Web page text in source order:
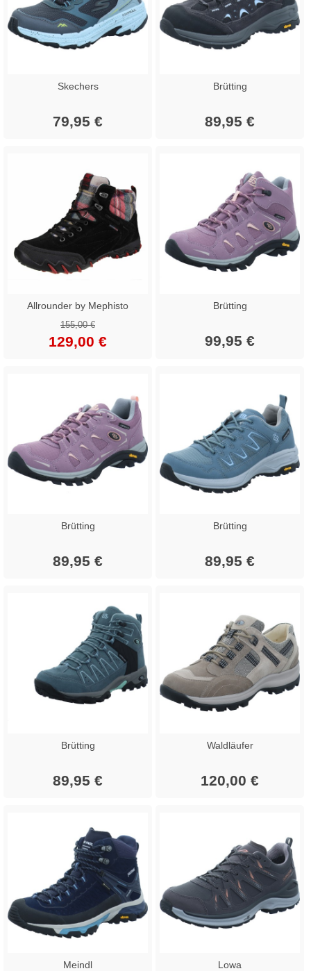
Skechers
79,95 €
Brütting
89,95 €
Allrounder by Mephisto
155,00 €
129,00 €
Brütting
99,95 €
Brütting
89,95 €
Brütting
89,95 €
Brütting
89,95 €
Waldläufer
120,00 €
Meindl Lowa